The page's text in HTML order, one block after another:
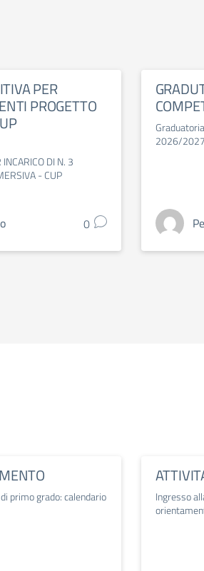
PER
PROGETTO
DI N. 3
- CUP
0
2026/2027
primo grado: calendario
Ingresso